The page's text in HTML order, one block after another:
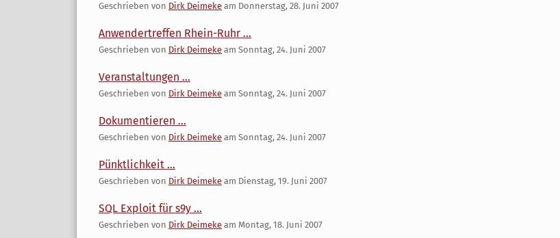
Geschrieben von Dirk Deimeke am Donnerstag, 28. Juni 2007
Anwendertreffen Rhein-Ruhr ...
Geschrieben von Dirk Deimeke am Sonntag, 24. Juni 2007
Veranstaltungen ...
Geschrieben von Dirk Deimeke am Sonntag, 24. Juni 2007
Dokumentieren ...
Geschrieben von Dirk Deimeke am Sonntag, 24. Juni 2007
Pünktlichkeit ...
Geschrieben von Dirk Deimeke am Dienstag, 19. Juni 2007
SQL Exploit für s9y ...
Geschrieben von Dirk Deimeke am Montag, 18. Juni 2007